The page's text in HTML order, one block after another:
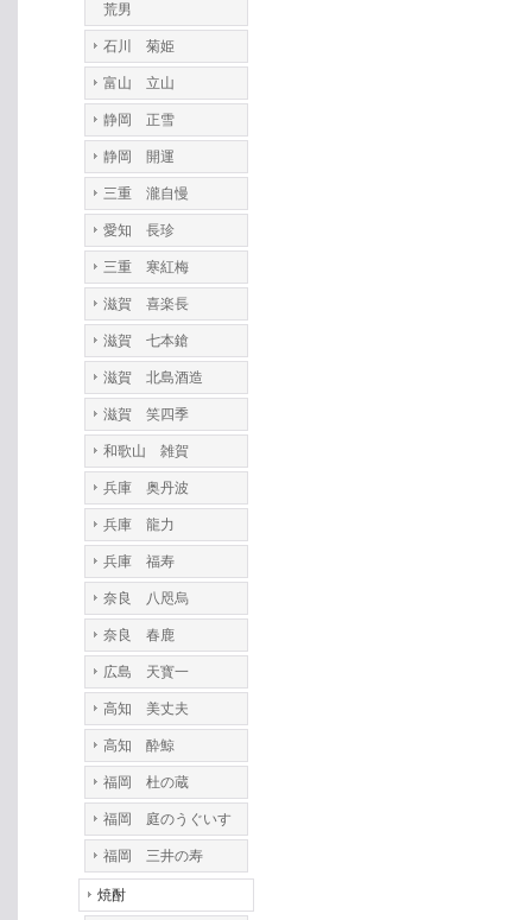
荒男
石川 菊姫
富山 立山
静岡 正雪
静岡 開運
三重 瀧自慢
愛知 長珍
三重 寒紅梅
滋賀 喜楽長
滋賀 七本鎗
滋賀 北島酒造
滋賀 笑四季
和歌山 雑賀
兵庫 奥丹波
兵庫 龍力
兵庫 福寿
奈良 八咫烏
奈良 春鹿
広島 天寳一
高知 美丈夫
高知 酔鯨
福岡 杜の蔵
福岡 庭のうぐいす
福岡 三井の寿
焼酎